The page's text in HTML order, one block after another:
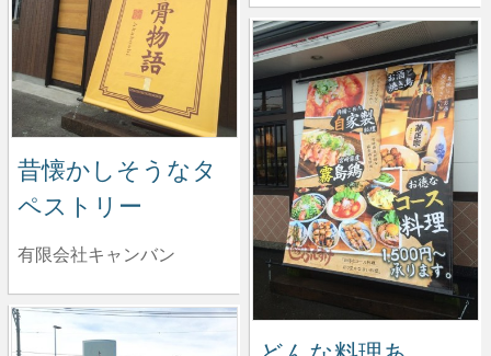
昔懐かしそうなタ
ペストリー
有限会社キャンバン